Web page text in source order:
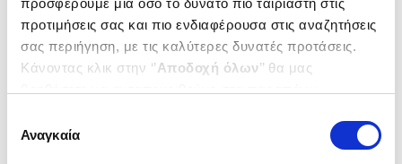
προσφέρουμε μία όσο το δυνατό πιο ταιριαστή στις
προτιμήσεις σας και πιο ενδιαφέρουσα στις αναζητήσεις
σας περιήγηση, με τις καλύτερες δυνατές προτάσεις.
Κάνοντας κλικ στην ‘’Αποδοχή όλων’’ θα μας
ενδιαφέρουν και να επιλέξετε από τα παρακάτω με την
΄΄και να ενημερωθείτε σχετικά με
συγκατάθεσης
Αναγκαία